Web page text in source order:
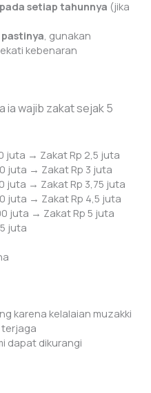
setiap tahunnya (jika
, gunakan
kebenaran
ia wajib zakat sejak 5
juta → Zakat Rp 2,5 juta
juta → Zakat Rp 3 juta
juta → Zakat Rp 3,75 juta
juta → Zakat Rp 4,5 juta
juta → Zakat Rp 5 juta
juta
karena kelalaian muzakki
terjaga
dapat dikurangi